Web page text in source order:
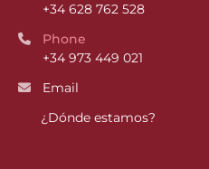
+34 628 762 528
Phone
+34 973 449 021
Email
¿Dónde estamos?